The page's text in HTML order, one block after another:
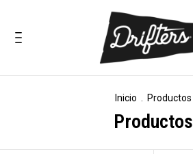
Inicio Productos
Productos